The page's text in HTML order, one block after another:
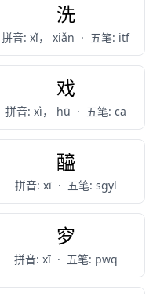
洗
拼音: xǐ， xiǎn · 五笔: itf
戏
拼音: xì， hū · 五笔: ca
醯
拼音: xī · 五笔: sgyl
穸
拼音: xī · 五笔: pwq